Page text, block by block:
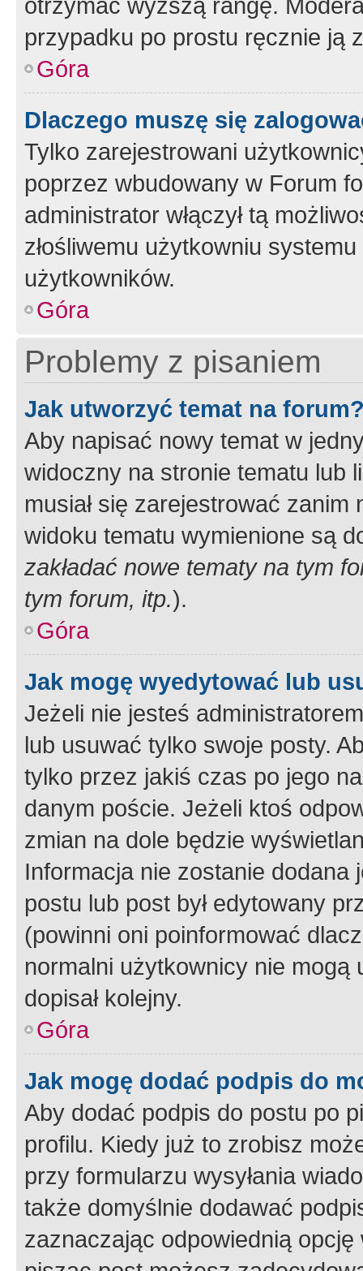
przypadku po prostu ręcznie ją
Góra
Dlaczego muszę się
Tylko zarejestrowani
poprzez wbudowany w Forum
administrator włączył tą
złośliwemu użytkowniu
użytkowników.
Góra
Problemy z pisaniem
Jak utworzyć temat na
Aby napisać nowy temat w
widoczny na stronie tematu lub
musiał się zarejestrować
widoku tematu wymienione są
zakładać nowe tematy na tym
tym forum, itp.).
Góra
Jak mogę wyedytować lub
Jeżeli nie jesteś
lub usuwać tylko swoje posty.
tylko przez jakiś czas po jego
danym poście. Jeżeli ktoś
zmian na dole będzie
Informacja nie zostanie dodana
postu lub post był edytowany
(powinni oni poinformować
normalni użytkownicy nie
dopisał kolejny.
Góra
Jak mogę dodać podpis do
Aby dodać podpis do postu po
profilu. Kiedy już to zrobisz
przy formularzu wysyłania
także domyślnie dodawać
zaznaczając odpowiednią